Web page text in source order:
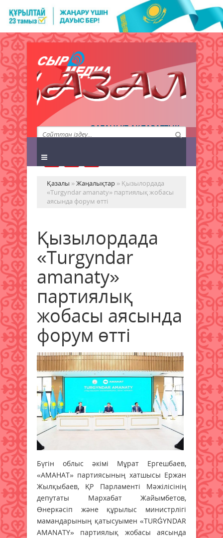
QAZALY.KZ АҚПАРАТТЫҚ
АГЕНТТІГІ
Қазалы »Жаңалықтар » Қызылордада
«Turgyndar amanaty» партиялық жобасы
аясында форум өтті
Қызылордада
«Turgyndar
amanaty»
партиялық
жобасы аясында
форум өтті
Бүгін облыс әкімі Мұрат Ергешбаев,
«АМАНАТ» партиясының хатшысы Ержан
Жылқыбаев, ҚР Парламенті Мәжілісінің
депутаты Мархабат Жайымбетов,
Өнеркәсіп және құрылыс министрлігі
мамандарының қатысуымен «TURǴYNDAR
AMANATY» партиялық жобасы аясында